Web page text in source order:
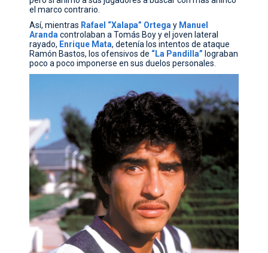
el marco contrario.
Así, mientras Rafael “Xalapa” Ortega y Manuel
Aranda controlaban a Tomás Boy y el joven lateral
rayado, Enrique Mata, detenía los intentos de ataque
Ramón Bastos, los ofensivos de “La Pandilla” lograban
poco a poco imponerse en sus duelos personales.